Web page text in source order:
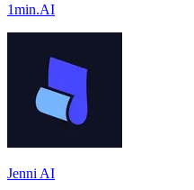
1min.AI
Jenni AI